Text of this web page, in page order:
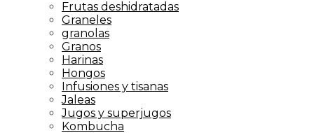
Frutas deshidratadas
Graneles
granolas
Granos
Harinas
Hongos
Infusiones y tisanas
Jaleas
Jugos y superjugos
Kombucha